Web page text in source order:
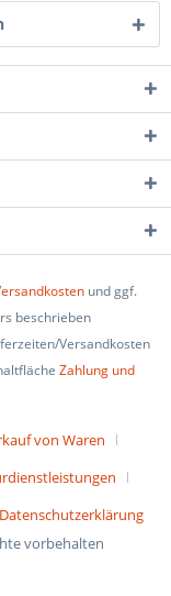
und ggf.
beschrieben
Versandkosten
Zahlung und
von Waren
Datenschutzerklärung
vorbehalten